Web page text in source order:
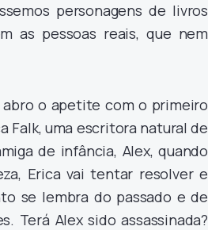
personagens de livros
as pessoas reais, que nem
o apetite com o primeiro
Falk, uma escritora natural de
de infância, Alex, quando
Erica vai tentar resolver e
se lembra do passado e de
Terá Alex sido assassinada?